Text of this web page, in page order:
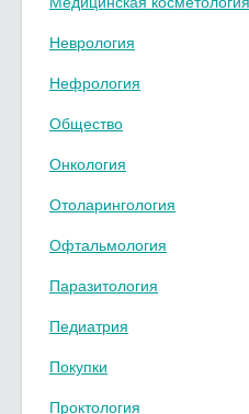
Неврология
Нефрология
Общество
Онкология
Отоларингология
Офтальмология
Паразитология
Педиатрия
Покупки
Проктология